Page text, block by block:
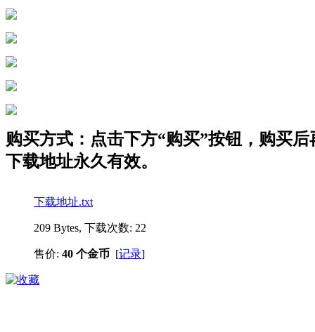
购买方式：点击下方“购买”按钮，购买
下载地址永久有效。
下载地址.txt
209 Bytes, 下载次数: 22
售价: 40 个金币 [记录]